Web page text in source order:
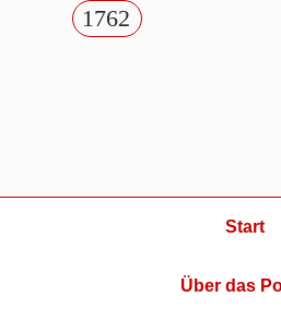
1762
Start
Über das